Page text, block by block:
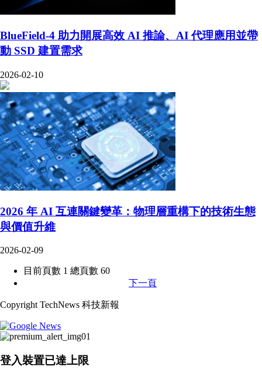
BlueField-4 助力開展高效 AI 推論、AI 代理應用並帶
動 SSD 建置需求
2026-02-10
2026 年 AI 互連關鍵變革：物理層重構下的技術生態
與價值升維
2026-02-09
目前頁數 1 總頁數 60
下一頁
Copyright TechNews 科技新報
登入裝置已達上限